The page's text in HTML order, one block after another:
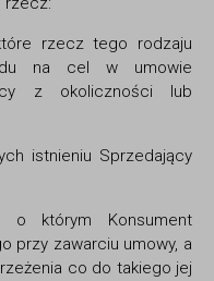
rzecz tego rodzaju
na cel w umowie
z okoliczności lub
istnieniu Sprzedający
którym Konsument
przy zawarciu umowy, a
co do takiego jej